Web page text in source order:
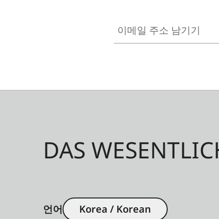
DAS
언어 Korea / Korean